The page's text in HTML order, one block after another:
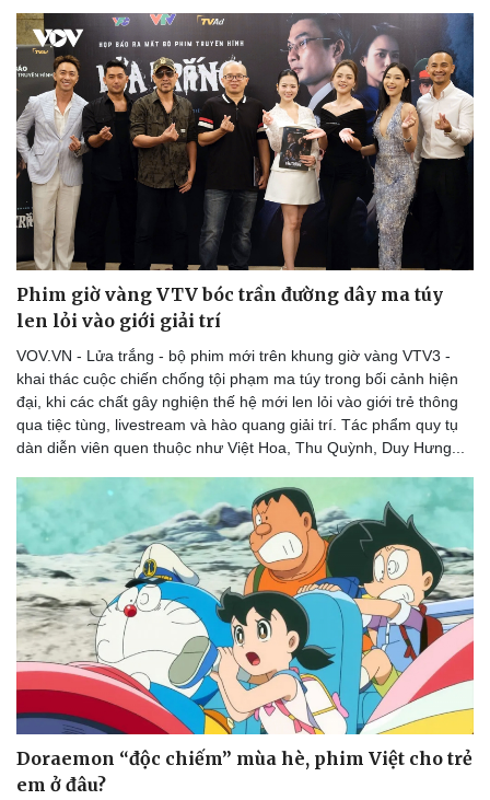
Sức khỏe
Cây thuốc
Sản phụ khoa
Đời sống
Blog
Phim giờ vàng VTV bóc trần đường dây ma túy
len lỏi vào giới giải trí
VOV.VN - Lửa trắng - bộ phim mới trên khung giờ vàng VTV3 -
khai thác cuộc chiến chống tội phạm ma túy trong bối cảnh hiện
đại, khi các chất gây nghiện thế hệ mới len lỏi vào giới trẻ thông
qua tiệc tùng, livestream và hào quang giải trí. Tác phẩm quy tụ
dàn diễn viên quen thuộc như Việt Hoa, Thu Quỳnh, Duy Hưng...
Doraemon “độc chiếm” mùa hè, phim Việt cho trẻ
em ở đâu?